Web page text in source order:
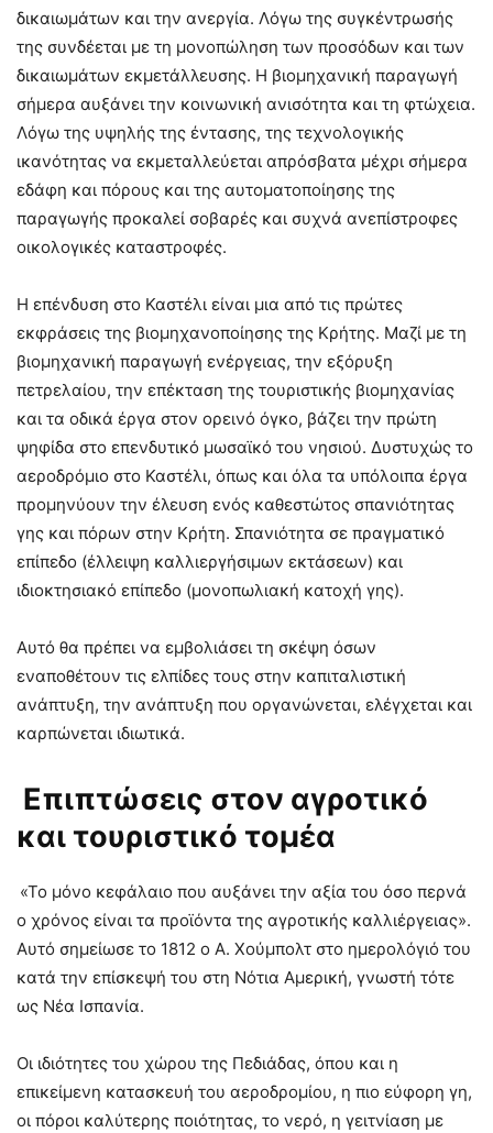
δικαιωμάτων και την ανεργία. Λόγω της συγκέντρωσής
της συνδέεται με τη μονοπώληση των προσόδων και των
δικαιωμάτων εκμετάλλευσης. Η βιομηχανική παραγωγή
σήμερα αυξάνει την κοινωνική ανισότητα και τη φτώχεια.
Λόγω της υψηλής της έντασης, της τεχνολογικής
ικανότητας να εκμεταλλεύεται απρόσβατα μέχρι σήμερα
εδάφη και πόρους και της αυτοματοποίησης της
παραγωγής προκαλεί σοβαρές και συχνά ανεπίστροφες
οικολογικές καταστροφές.
Η επένδυση στο Καστέλι είναι μια από τις πρώτες
εκφράσεις της βιομηχανοποίησης της Κρήτης. Μαζί με τη
βιομηχανική παραγωγή ενέργειας, την εξόρυξη
πετρελαίου, την επέκταση της τουριστικής βιομηχανίας
και τα οδικά έργα στον ορεινό όγκο, βάζει την πρώτη
ψηφίδα στο επενδυτικό μωσαϊκό του νησιού. Δυστυχώς το
αεροδρόμιο στο Καστέλι, όπως και όλα τα υπόλοιπα έργα
προμηνύουν την έλευση ενός καθεστώτος σπανιότητας
γης και πόρων στην Κρήτη. Σπανιότητα σε πραγματικό
επίπεδο (έλλειψη καλλιεργήσιμων εκτάσεων) και
ιδιοκτησιακό επίπεδο (μονοπωλιακή κατοχή γης).
Αυτό θα πρέπει να εμβολιάσει τη σκέψη όσων
εναποθέτουν τις ελπίδες τους στην καπιταλιστική
ανάπτυξη, την ανάπτυξη που οργανώνεται, ελέγχεται και
καρπώνεται ιδιωτικά.
Επιπτώσεις στον αγροτικό
και τουριστικό τομέα
«Το μόνο κεφάλαιο που αυξάνει την αξία του όσο περνά
ο χρόνος είναι τα προϊόντα της αγροτικής καλλιέργειας».
Αυτό σημείωσε το 1812 ο Α. Χούμπολτ στο ημερολόγιό του
κατά την επίσκεψή του στη Νότια Αμερική, γνωστή τότε
ως Νέα Ισπανία.
Οι ιδιότητες του χώρου της Πεδιάδας, όπου και η
επικείμενη κατασκευή του αεροδρομίου, η πιο εύφορη γη,
οι πόροι καλύτερης ποιότητας, το νερό, η γειτνίαση με